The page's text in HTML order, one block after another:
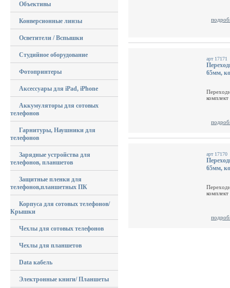
Объективы
Конверсионные линзы
Осветители / Вспышки
Студийное оборудование
Фотопринтеры
Аксессуары для iPad, iPhone
Аккумуляторы для сотовых
телефонов
Гарнитуры, Наушники для
телефонов
Зарядные устройства для
телефонов, планшетов
Защитные пленки для
телефонов,планшетных ПК
Корпуса для сотовых телефонов/
Крышки
Чехлы для сотовых телефонов
Чехлы для планшетов
Data кабель
Электронные книги/ Планшеты
арт 17171
65мм,
арт 17170
65мм,